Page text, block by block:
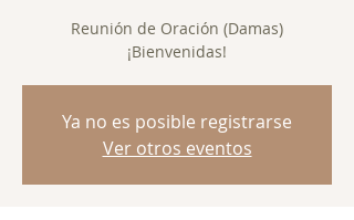
Reunión de Oración (Damas)
¡Bienvenidas!
Ya no es posible registrarse
Ver otros eventos